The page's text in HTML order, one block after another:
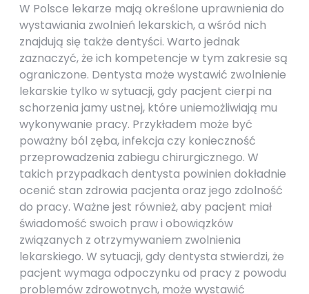
W Polsce lekarze mają określone uprawnienia do
wystawiania zwolnień lekarskich, a wśród nich
znajdują się także dentyści. Warto jednak
zaznaczyć, że ich kompetencje w tym zakresie są
ograniczone. Dentysta może wystawić zwolnienie
lekarskie tylko w sytuacji, gdy pacjent cierpi na
schorzenia jamy ustnej, które uniemożliwiają mu
wykonywanie pracy. Przykładem może być
poważny ból zęba, infekcja czy konieczność
przeprowadzenia zabiegu chirurgicznego. W
takich przypadkach dentysta powinien dokładnie
ocenić stan zdrowia pacjenta oraz jego zdolność
do pracy. Ważne jest również, aby pacjent miał
świadomość swoich praw i obowiązków
związanych z otrzymywaniem zwolnienia
lekarskiego. W sytuacji, gdy dentysta stwierdzi, że
pacjent wymaga odpoczynku od pracy z powodu
problemów zdrowotnych, może wystawić